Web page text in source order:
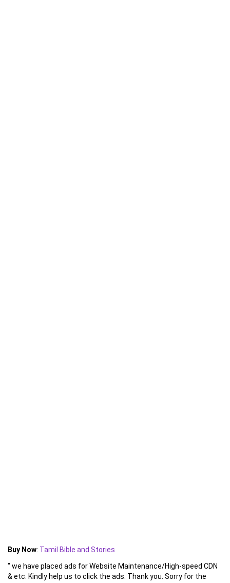
Buy Now: Tamil Bible and Stories
" we have placed ads for Website Maintenance/High-speed CDN
& etc. Kindly help us to click the ads. Thank you. Sorry for the